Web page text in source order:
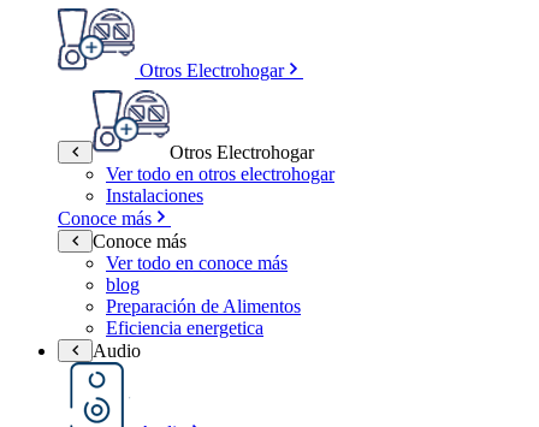
Otros Electrohogar
Otros Electrohogar
Ver todo en otros electrohogar
Instalaciones
Conoce más
Conoce más
Ver todo en conoce más
blog
Preparación de Alimentos
Eficiencia energetica
Audio